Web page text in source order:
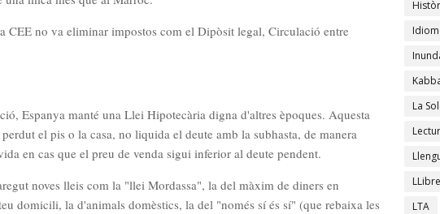
CEE no va eliminar impostos com el Dipòsit legal, Circulació entre
Espanya manté una Llei Hipotecària digna d'altres èpoques. Aquesta
el pis o la casa, no liquida el deute amb la subhasta, de manera
en cas que el preu de venda sigui inferior al deute pendent.
noves lleis com la "llei Mordassa", la del màxim de diners en
domicili, la d'animals domèstics, la del "només sí és sí" (que rebaixa les
La
LTA